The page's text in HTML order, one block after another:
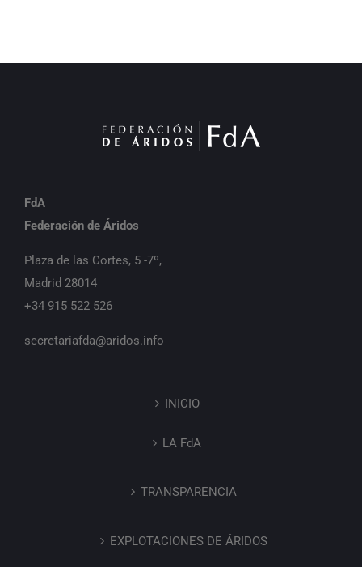
FdA
Federación de Áridos
Plaza de las Cortes, 5 -7º,
Madrid 28014
+34 915 522 526
secretariafda@aridos.info
INICIO
LA FdA
TRANSPARENCIA
EXPLOTACIONES DE ÁRIDOS